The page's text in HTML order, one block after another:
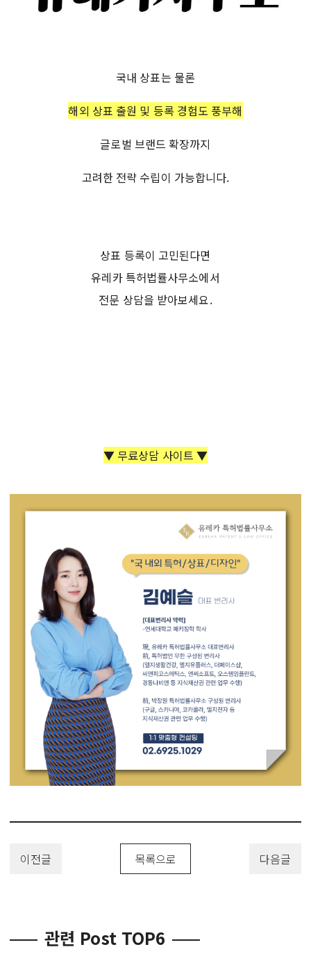
국내 상표는 물론
해외 상표 출원 및 등록 경험도 풍부해
글로벌 브랜드 확장까지
고려한 전략 수립이 가능합니다.
상표 등록이 고민된다면
유레카 특허법률사무소에서
전문 상담을 받아보세요.
▼ 무료상담 사이트 ▼
이전글 목록으로 다음글
관련 Post TOP6